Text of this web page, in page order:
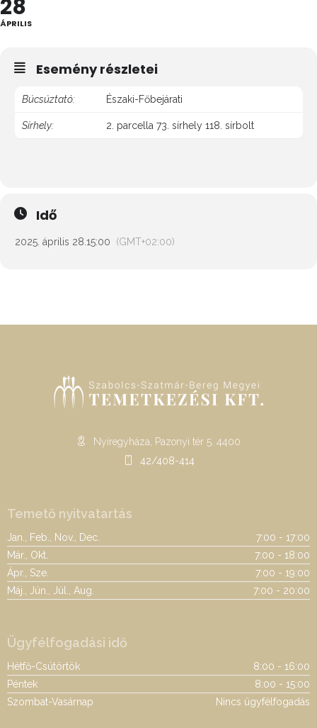
28
ÁPRILIS
Esemény részletei
Búcsúztató: Északi-Főbejárati
Sírhely: 2. parcella 73. sírhely 118. sírbolt
Idő
2025. április 28. 15:00 (GMT+02:00)
Nyíregyháza, Pazonyi tér 5. 4400
42/408-414
Temető nyitvatartás
Jan., Feb., Nov., Dec.
7:00 - 17:00
Már., Okt.
7:00 - 18:00
Ápr., Sze.
7:00 - 19:00
Máj., Jún., Júl., Aug.
7:00 - 20:00
Ügyfélfogadási idő
Hétfő-Csütörtök
8:00 - 16:00
Péntek
8:00 - 15:00
Szombat-Vasárnap
Nincs ügyfélfogadás